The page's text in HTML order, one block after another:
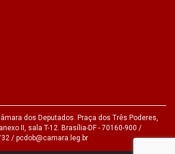
dos Deputados. Praça dos Três Poderes,
II, sala T-12. Brasília-DF - 70160-900 /
/ pcdob@camara.leg.br